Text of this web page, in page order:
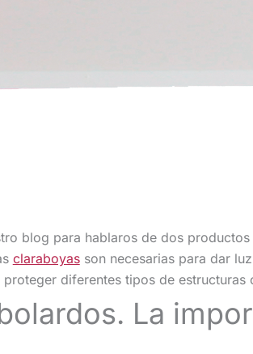
blog para hablaros de dos
claraboyasson necesarias para dar
diferentes tipos de estructuras
La